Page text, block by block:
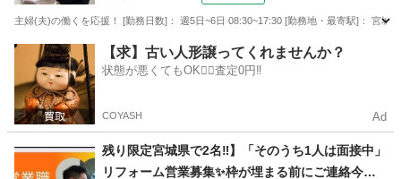
主婦(夫)の働くを応援！ [勤務日数]： 週5日~6日 08:30~17:30 [勤務地・最寄駅]： 宮
宮城 多賀城市 アパレル
【求】古い人形譲ってくれませんか？
状態が悪くてもOK🙆‍♀️査定0円‼️
COYASH Ad
残り限定宮城県で2名‼︎】「そのうち1人は面接中」
リフォーム営業募集✨枠が埋まる前にご連絡今す